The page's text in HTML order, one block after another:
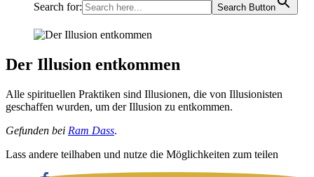
Search for: Search Button
Der Illusion entkommen
Alle spi­ri­tu­el­len Prak­ti­ken sind Illu­sio­nen, die von Illu­sio­nis­ten
geschaf­fen wur­den, um der Illu­si­on zu ent­kom­men.
Gefun­den bei Ram Dass.
Lass ande­re teil­ha­ben und nut­ze die Mög­lich­kei­ten zum tei­len